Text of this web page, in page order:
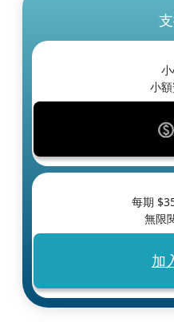
小額
每期 $
無限
加